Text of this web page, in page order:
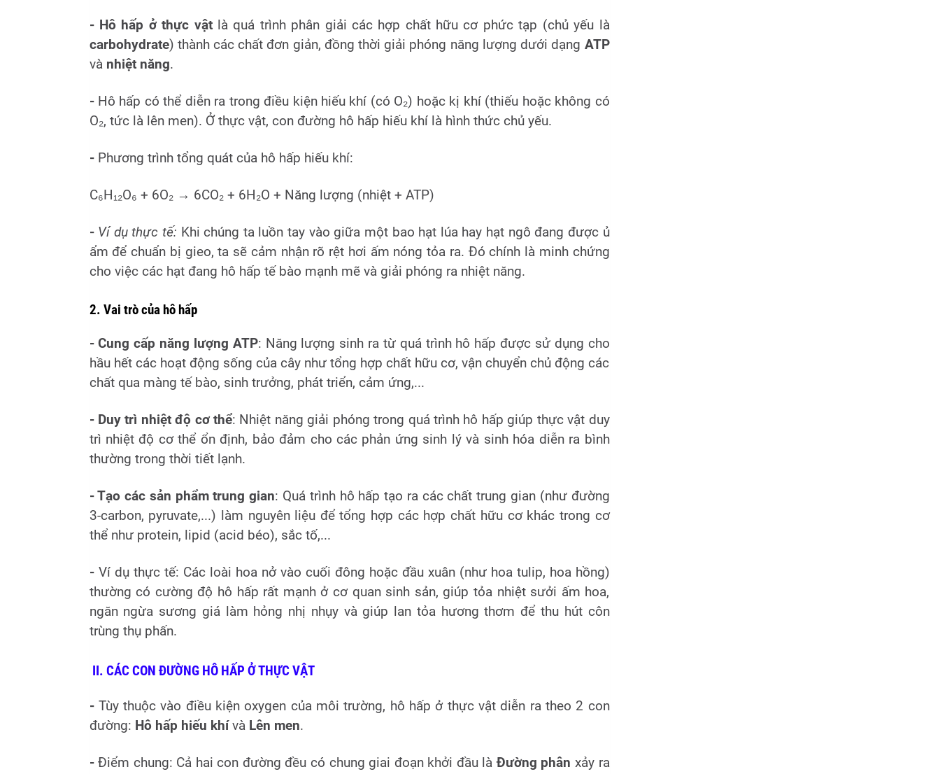
- Hô hấp ở thực vậtlà quá trình phân giải các hợp chất hữu cơ phức tạp (chủ yếu là
carbohydrate) thành các chất đơn giản, đồng thời giải phóng năng lượng dưới dạng ATP
và nhiệt năng.
- Hô hấp có thể diễn ra trong điều kiện hiếu khí (có O₂) hoặc kị khí (thiếu hoặc không có
O₂, tức là lên men). Ở thực vật, con đường hô hấp hiếu khí là hình thức chủ yếu.
- Phương trình tổng quát của hô hấp hiếu khí:
C₆H₁₂O₆ + 6O₂ → 6CO₂ + 6H₂O + Năng lượng (nhiệt + ATP)
- Ví dụ thực tế: Khi chúng ta luồn tay vào giữa một bao hạt lúa hay hạt ngô đang được ủ
ẩm để chuẩn bị gieo, ta sẽ cảm nhận rõ rệt hơi ấm nóng tỏa ra. Đó chính là minh chứng
cho việc các hạt đang hô hấp tế bào mạnh mẽ và giải phóng ra nhiệt năng.
2. Vai trò của hô hấp
- Cung cấp năng lượng ATP: Năng lượng sinh ra từ quá trình hô hấp được sử dụng cho
hầu hết các hoạt động sống của cây như tổng hợp chất hữu cơ, vận chuyển chủ động các
chất qua màng tế bào, sinh trưởng, phát triển, cảm ứng,...
- Duy trì nhiệt độ cơ thể: Nhiệt năng giải phóng trong quá trình hô hấp giúp thực vật duy
trì nhiệt độ cơ thể ổn định, bảo đảm cho các phản ứng sinh lý và sinh hóa diễn ra bình
thường trong thời tiết lạnh.
- Tạo các sản phẩm trung gian: Quá trình hô hấp tạo ra các chất trung gian (như đường
3-carbon, pyruvate,...) làm nguyên liệu để tổng hợp các hợp chất hữu cơ khác trong cơ
thể như protein, lipid (acid béo), sắc tố,...
- Ví dụ thực tế: Các loài hoa nở vào cuối đông hoặc đầu xuân (như hoa tulip, hoa hồng)
thường có cường độ hô hấp rất mạnh ở cơ quan sinh sản, giúp tỏa nhiệt sưởi ấm hoa,
ngăn ngừa sương giá làm hỏng nhị nhụy và giúp lan tỏa hương thơm để thu hút côn
trùng thụ phấn.
II. CÁC CON ĐƯỜNG HÔ HẤP Ở THỰC VẬT
- Tùy thuộc vào điều kiện oxygen của môi trường, hô hấp ở thực vật diễn ra theo 2 con
đường: Hô hấp hiếu khívà Lên men.
-Điểm chung: Cả hai con đường đều có chung giai đoạn khởi đầu làĐường phân xảy ra